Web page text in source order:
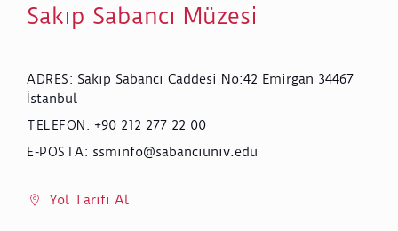
Sakıp Sabancı Müzesi
ADRES: Sakıp Sabancı Caddesi No:42 Emirgan 34467
İstanbul
TELEFON : +90 212 277 22 00
E-POSTA: ssminfo@sabanciuniv.edu
Yol Tarifi Al